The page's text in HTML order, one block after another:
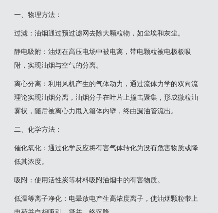
一‌、物理方法‌：
‌过滤‌：油烟通过预过滤网去除大颗粒物，如尘埃和灰尘。
‌静电吸附‌：油烟在高压电场中被电离，带电颗粒被电极板吸
附，实现油烟与空气的分离‌。
‌离心分离‌：利用风机产生的气体动力，通过流体力学的双向流
理论实现油烟分离，油烟分子在叶片上撞击聚集，形成微粒油
雾状，随后被离心力甩入箱体内壁，终由漏油管流出‌。
‌二、化学方法‌：
‌催化氧化‌：通过化学反应将有害气体转化为没有危害物质或降
低其浓度。
‌吸附‌：使用活性炭等材料吸附油烟中的有害物质。
‌低温等离子净化‌：电晕放电产生高浓度离子，使油烟颗粒带上